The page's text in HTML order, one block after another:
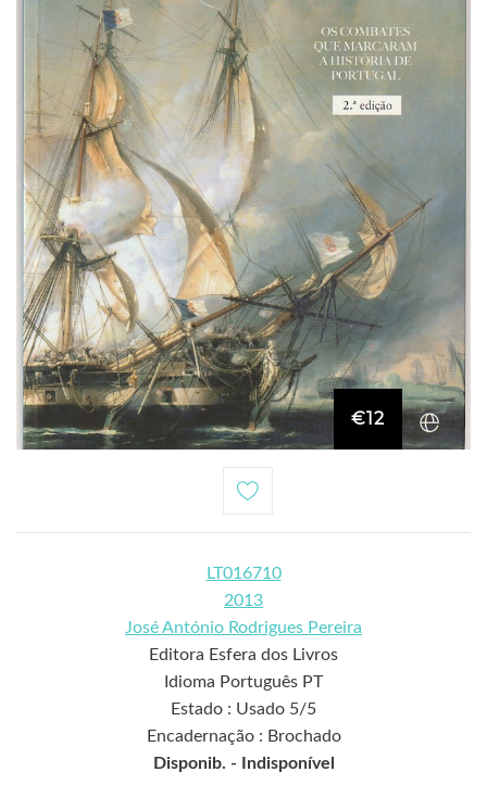
€12
LT016710
2013
José António Rodrigues Pereira
Editora Esfera dos Livros
Idioma Português PT
Estado : Usado 5/5
Encadernação : Brochado
Disponib. -
Indisponível